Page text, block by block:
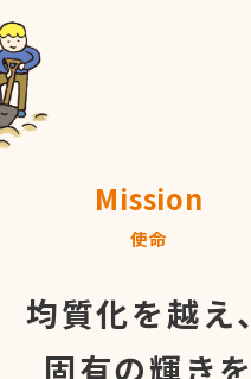
Mission
使命
均質化を越え、
固有の輝きを